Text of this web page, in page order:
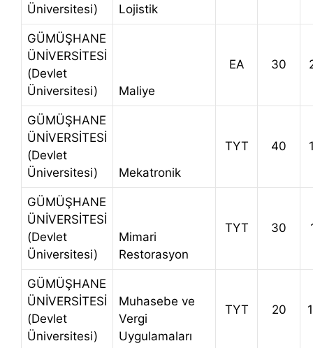
Üniversitesi)
Lojistik
GÜMÜŞHANE
ÜNİVERSİTESİ
(Devlet
Üniversitesi)
Maliye
EA 30
GÜMÜŞHANE
ÜNİVERSİTESİ
(Devlet
Üniversitesi)
Mekatronik
TYT 40
GÜMÜŞHANE
ÜNİVERSİTESİ
(Devlet
Üniversitesi)
Mimari
Restorasyon
TYT 30
GÜMÜŞHANE
ÜNİVERSİTESİ
(Devlet
Üniversitesi)
Muhasebe ve
Vergi
Uygulamaları
TYT 20